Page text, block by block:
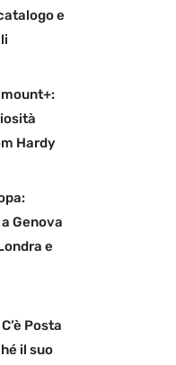
e
Hardy
Genova
e
Posta
il suo